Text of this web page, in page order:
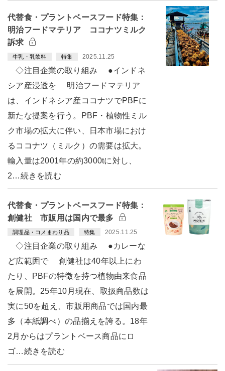
代替食・プラントベースフード特集：
明治フードマテリア ココナツミルク
訴求
牛乳・乳飲料 特集 2025.11.25
◇注目企業の取り組み ●インドネ
シア産浸透を 明治フードマテリア
は、インドネシア産ココナツでPBFに
新たな提案を行う。PBF・植物性ミル
ク市場の拡大に伴い、日本市場におけ
るココナツ（ミルク）の需要は拡大。
輸入量は2001年の約3000tに対し、
2…続きを読む
代替食・プラントベースフード特集：
創健社 市販用は国内で最多
調理品・コメまわり品 特集 2025.11.25
◇注目企業の取り組み ●カレーな
ど広範囲で 創健社は40年以上にわ
たり、PBFの特徴を持つ植物由来食品
を展開。25年10月現在、取扱商品数は
実に50を超え、市販用商品では国内最
多（本紙調べ）の品揃えを誇る。18年
2月からはプラントベース商品にロ
ゴ…続きを読む